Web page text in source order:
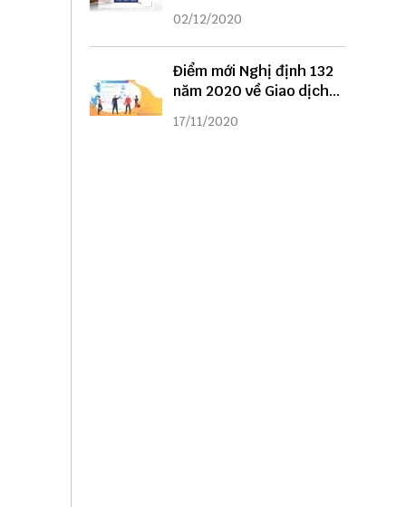
02/12/2020
Điểm mới Nghị định 132
năm 2020 về Giao dịch
liên kết
17/11/2020